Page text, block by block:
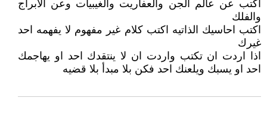
اكتب عن عالم الجن والعفاريت والغيبيات وعن الابراج
والفلك
اكتب احاسيك الذاتيه اكتب كلام غير مفهوم لا يفهمه احد
غيرك
اذا اردت ان تكتب واردت ان لا ينتقدك احد او يهاجمك
احد او يسبك ويلعنك احد فكن بلا مبدأ بلا قضيه